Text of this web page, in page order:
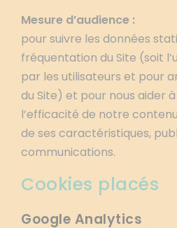
Mesure d’audience :
pour suivre les données
fréquentation du Site (soit
par les utilisateurs et pour
du Site) et pour nous aider
l’efficacité de notre
de ses caractéristiques,
communications.
Cookies placés
Google Analytics